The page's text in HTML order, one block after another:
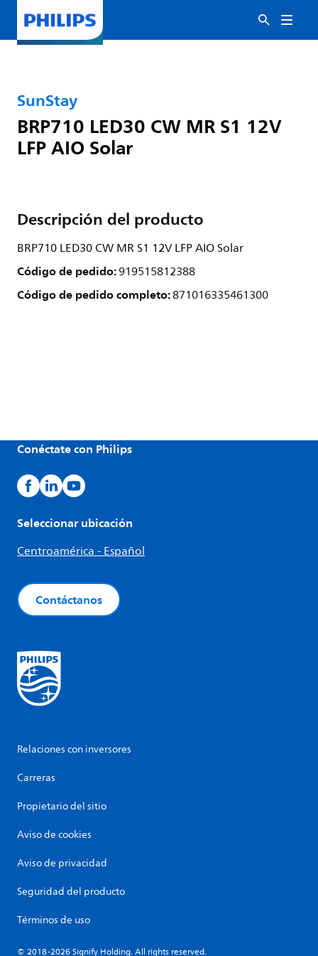
SunStay
BRP710 LED30 CW MR S1 12V
LFP AIO Solar
Descripción del producto
BRP710 LED30 CW MR S1 12V LFP AIO Solar
Código de pedido:919515812388
Código de pedido completo:871016335461300
Conéctate con Philips
Seleccionar ubicación
Centroamérica - Español
Contáctanos
Relaciones con inversores
Carreras
Propietario del sitio
Aviso de cookies
Aviso de privacidad
Seguridad del producto
Términos de uso
© 2018-2026 Signify Holding. All rights reserved.